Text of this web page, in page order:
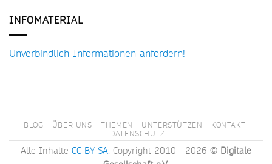
INFOMATERIAL
Unverbindlich Informationen anfordern!
BLOG ÜBER UNS THEMEN UNTERSTÜTZEN
KONTAKT
DATENSCHUTZ
Alle Inhalte CC-BY-SA. Copyright 2010 - 2026 © Digitale